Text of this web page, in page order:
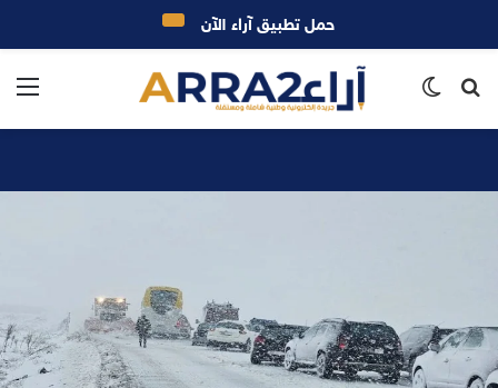
بحث
حمل تطبيق آراء الآن